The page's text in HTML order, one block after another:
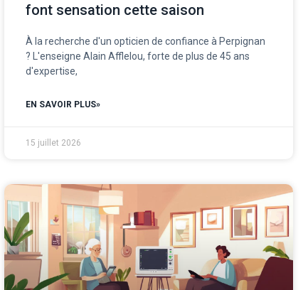
font sensation cette saison
À la recherche d'un opticien de confiance à Perpignan
? L'enseigne Alain Afflelou, forte de plus de 45 ans
d'expertise,
EN SAVOIR PLUS»
15 juillet 2026